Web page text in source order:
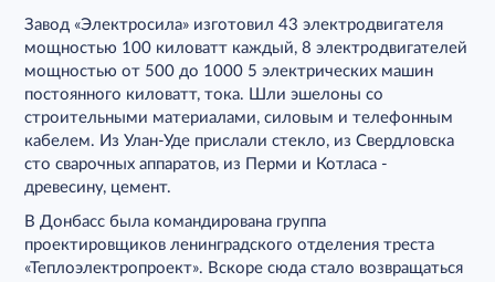
Завод «Электросила» изготовил 43 электродвигателя
мощностью 100 киловатт каждый, 8 электродвигателей
мощностью от 500 до 1000 5 электрических машин
постоянного киловатт, тока. Шли эшелоны со
строительными материалами, силовым и телефонным
кабелем. Из Улан-Уде прислали стекло, из Свердловска
сто сварочных аппаратов, из Перми и Котласа -
древесину, цемент.
В Донбасс была командирована группа
проектировщиков ленинградского отделения треста
«Теплоэлектропроект». Вскоре сюда стало возвращаться